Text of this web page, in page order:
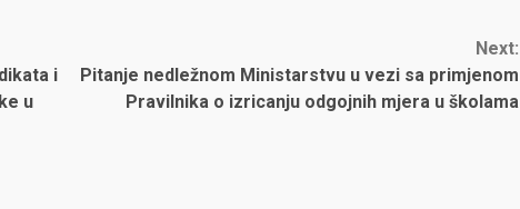
i
u
Next:
Pitanje nedležnom Ministarstvu u vezi sa primjenom
Pravilnika o izricanju odgojnih mjera u školama